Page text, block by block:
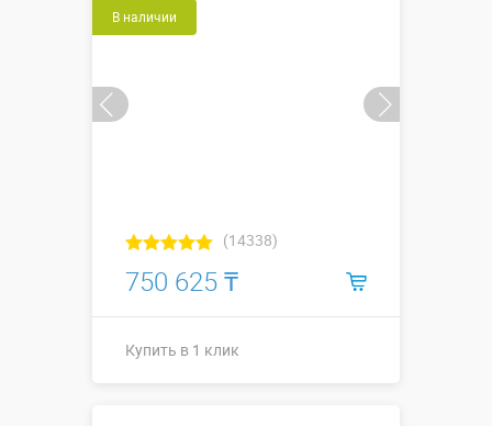
В наличии
(14338)
750 625 ₸
Купить в 1 клик